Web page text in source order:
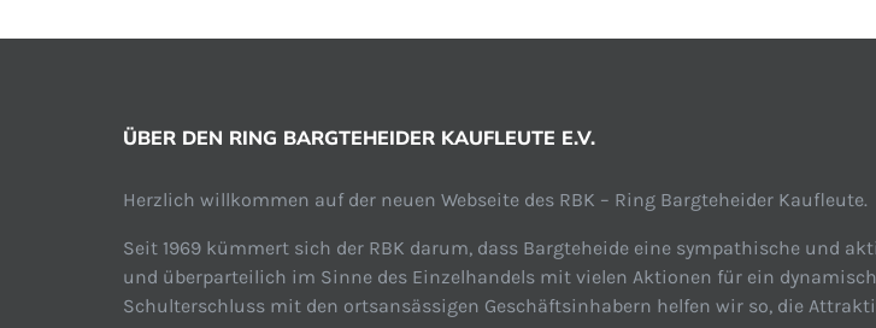
ÜBER DEN RING BARGTEHEIDER KAUFLEUTE E.V.
Herzlich willkommen auf der neuen Webseite des RBK – Ring Bargteheider Kaufleute.
Seit 1969 kümmert sich der RBK darum, dass Bargteheide eine sympathische und
und überparteilich im Sinne des Einzelhandels mit vielen Aktionen für ein
Schulterschluss mit den ortsansässigen Geschäftsinhabern helfen wir so, die